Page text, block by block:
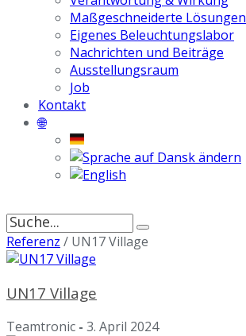
Maßgeschneiderte Lösungen
Eigenes Beleuchtungslabor
Nachrichten und Beiträge
Ausstellungsraum
Job
Kontakt
🌐
Suche
nach:
Referenz / UN17 Village
UN17 Village
Teamtronic - 3. April 2024